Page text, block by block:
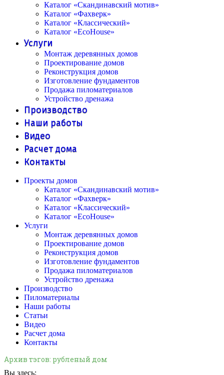
Каталог «Скандинавский мотив»
Каталог «Фахверк»
Каталог «Классический»
Каталог «EcoHouse»
Услуги
Монтаж деревянных домов
Проектирование домов
Реконструкция домов
Изготовление фундаментов
Продажа пиломатериалов
Устройство дренажа
Производство
Наши работы
Видео
Расчет дома
Контакты
Проекты домов
Каталог «Скандинавский мотив»
Каталог «Фахверк»
Каталог «Классический»
Каталог «EcoHouse»
Услуги
Монтаж деревянных домов
Проектирование домов
Реконструкция домов
Изготовление фундаментов
Продажа пиломатериалов
Устройство дренажа
Производство
Пиломатериалы
Наши работы
Статьи
Видео
Расчет дома
Контакты
Архив тэгов: рубленый дом
Вы здесь: